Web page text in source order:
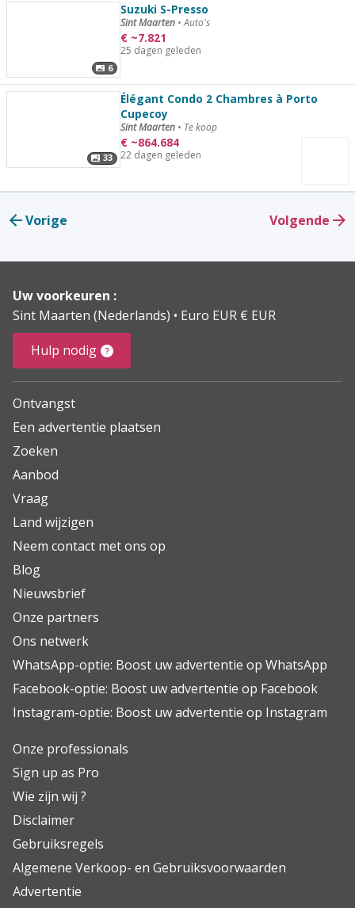
6
Suzuki S-Presso
Sint Maarten • Auto's
€ ~7.821
25 dagen geleden
33
Élégant Condo 2 Chambres à Porto
Cupecoy
Sint Maarten • Te koop
€ ~864.684
22 dagen geleden
Vorige Volgende
Uw voorkeuren :
Sint Maarten (Nederlands)
Euro EUR € EUR
Hulp nodig
Ontvangst
Een advertentie plaatsen
Zoeken
Aanbod
Vraag
Land wijzigen
Neem contact met ons op
Blog
Nieuwsbrief
Onze partners
Ons netwerk
WhatsApp-optie: Boost uw advertentie op WhatsApp
Facebook-optie: Boost uw advertentie op Facebook
Instagram-optie: Boost uw advertentie op Instagram
Onze professionals
Sign up as Pro
Wie zijn wij ?
Disclaimer
Gebruiksregels
Algemene Verkoop- en Gebruiksvoorwaarden
Advertentie